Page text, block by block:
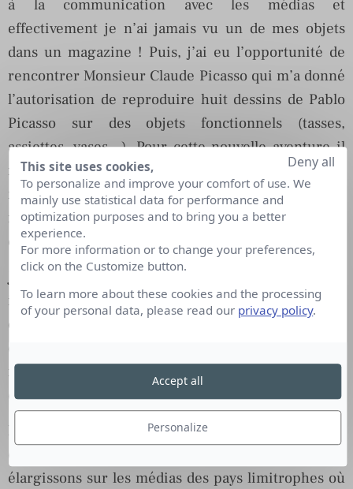
à la communication avec les médias et
effectivement je n’ai jamais vu un de mes objets
dans un magazine ! Puis, j’ai eu l’opportunité de
rencontrer Monsieur Claude Picasso qui m’a donné
l’autorisation de reproduire huit dessins de Pablo
Picasso sur des objets fonctionnels (tasses,
assiettes, vases…). Pour cette nouvelle aventure il
me fallait communiquer enfin dans la presse et de
manière efficace pour mettre en avant et
rapidement le côté « nouveauté » de cette
collection.
J’ai donc fait appel à une attachée de presse
indépendante, rencontrée via le « bouche à
oreille ». Son expertise m’a été et reste aujourd’hui
mais la qualité et mon attachée de presse l’a bien
compris.
Mes objets étant dans le domaine du « luxe », notre
élargissons sur les médias des pays limitrophes où
This site uses cookies,
To personalize and improve your comfort of use. We
mainly use statistical data for performance and
optimization purposes and to bring you a better
experience.
For more information or to change your preferences,
click on the Customize button.
To learn more about these cookies and the processing
of your personal data, please read our privacy policy.
Personalize
Deny all
Accept all